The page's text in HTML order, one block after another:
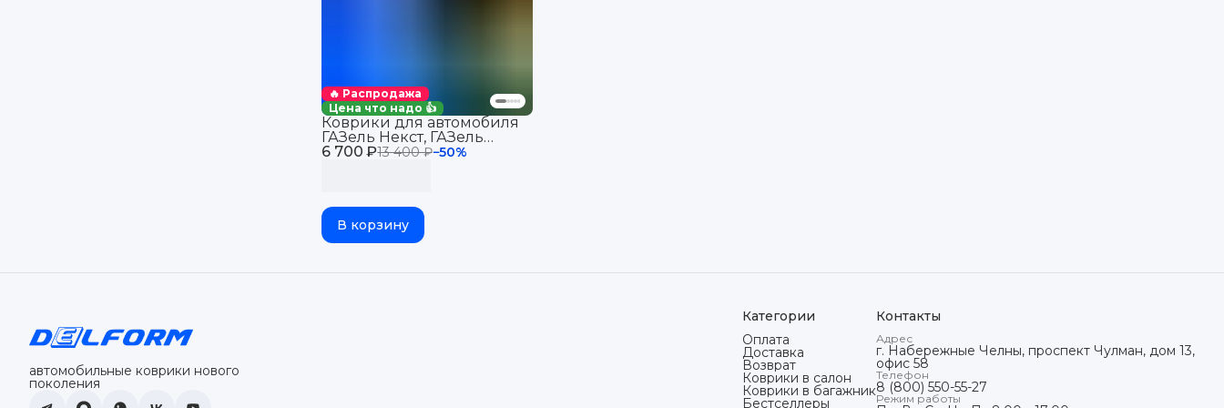
🔥 Распродажа
Цена что надо 👍
6 700 ₽13 400 ₽−50%
Коврики для автомобиля
ГАЗель Некст, ГАЗель
NEXT из 3-х КПП
В корзину
автомобильные коврики нового
поколения
Категории
Оплата
Доставка
Возврат
Коврики в салон
Коврики в багажник
Бестселлеры
Контакты
Адрес
г. Набережные Челны, проспект Чулман, дом 13,
офис 58
Телефон
8 (800) 550-55-27
Режим работы